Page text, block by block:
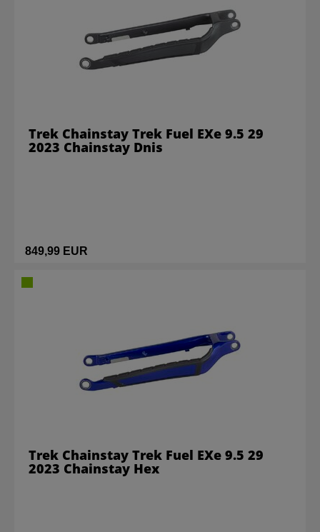
849,99 EUR
Trek Chainstay Trek Fuel EXe 9.5 29
2023 Chainstay Dnis
Trek Chainstay Trek Fuel EXe 9.5 29
2023 Chainstay Hex